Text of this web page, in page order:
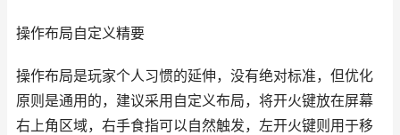
操作布局自定义精要
操作布局是玩家个人习惯的延伸，没有绝对标准，但优化
原则是通用的，建议采用自定义布局，将开火键放在屏幕
右上角区域，右手食指可以自然触发，左开火键则用于移